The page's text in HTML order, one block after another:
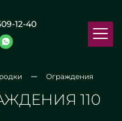
12-40
Ограждения
110